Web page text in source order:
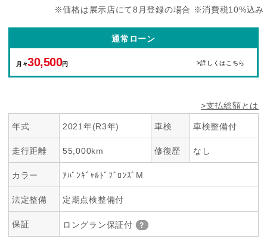
※価格は展示店にて8月登録の場合 ※消費税10%込み
通常ローン
月々30,500円 >詳しくはこちら
>支払総額とは
年式 2021年(R3年) 車検 車検整備付
走行距離 55,000km 修復歴 なし
カラー ｱﾊﾞﾝｷﾞｬﾙﾄﾞﾌﾞﾛﾝｽﾞM
法定整備 定期点検整備付
保証 ロングラン保証付